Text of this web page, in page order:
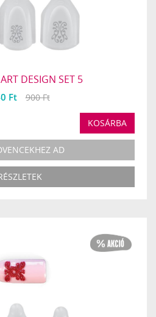
DESIGN SET 5
Ft 900 Ft
KOSÁRBA
AD